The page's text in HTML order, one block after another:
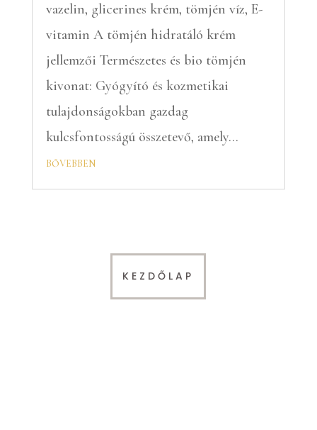
vazelin, glicerines krém, tömjén víz, E-
vitamin A tömjén hidratáló krém
jellemzői Természetes és bio tömjén
kivonat: Gyógyító és kozmetikai
tulajdonságokban gazdag
kulcsfontosságú összetevő, amely...
bővebben
KEZDŐLAP